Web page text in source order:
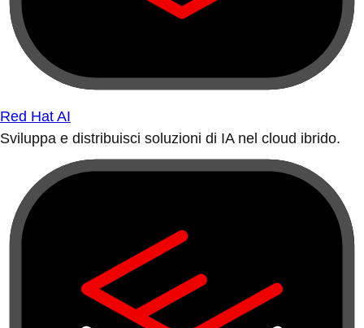
Red Hat AI
Sviluppa e distribuisci soluzioni di IA nel cloud ibrido.